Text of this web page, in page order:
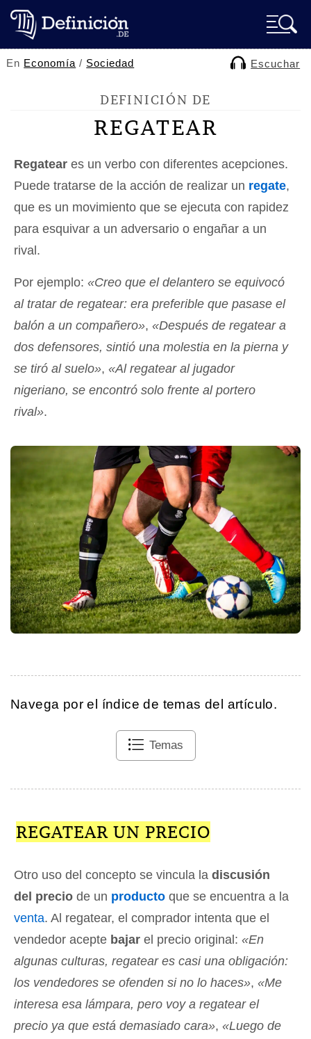
En Economía / Sociedad Escuchar
DEFINICIÓN DE
REGATEAR
Regatear es un verbo con diferentes acepciones.
Puede tratarse de la acción de realizar un regate,
que es un movimiento que se ejecuta con rapidez
para esquivar a un adversario o engañar a un
rival.
Por ejemplo: «Creo que el delantero se equivocó
al tratar de regatear: era preferible que pasase el
balón a un compañero», «Después de regatear a
dos defensores, sintió una molestia en la pierna y
se tiró al suelo», «Al regatear al jugador
nigeriano, se encontró solo frente al portero
rival».
Navega por el índice de temas del artículo.
Temas
REGATEAR UN PRECIO
Otro uso del concepto se vincula la discusión
del precio de un producto que se encuentra a la
venta. Al regatear, el comprador intenta que el
vendedor acepte bajar el precio original: «En
algunas culturas, regatear es casi una obligación:
los vendedores se ofenden si no lo haces», «Me
interesa esa lámpara, pero voy a regatear el
precio ya que está demasiado cara», «Luego de